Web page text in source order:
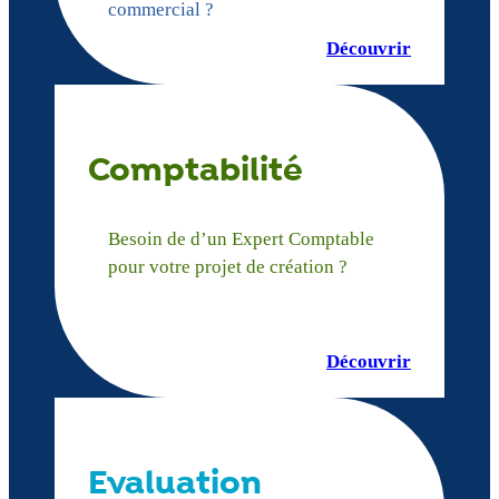
commercial ?
Découvrir
Comptabilité
Besoin de d’un Expert Comptable
pour votre projet de création ?
Découvrir
Evaluation